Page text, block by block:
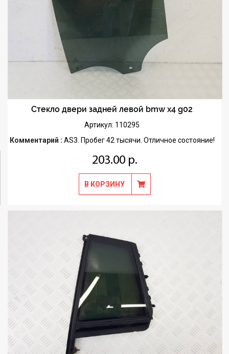
Стекло двери задней левой bmw x4 g02
Артикул: 110295
Комментарий : AS3. Пробег 42 тысячи. Отличное состояние!
203.00 р.
В КОРЗИНУ